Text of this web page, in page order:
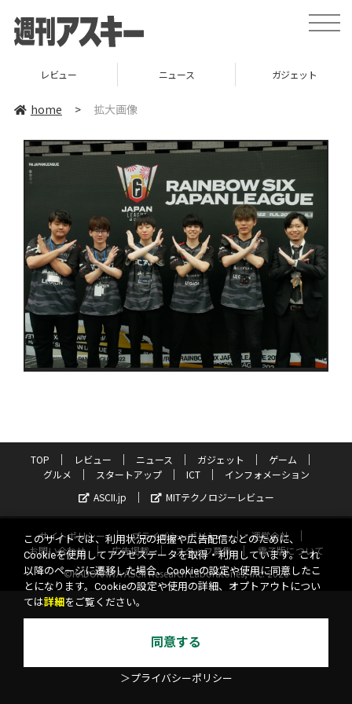
toggle
レビュー ニュース ガジェット
home > 拡大画像
TOP レビュー ニュース ガジェット
ゲーム
グルメ
スタートアップ ICT
インフォメーション
ASCII.jp
MITテクノロジーレビュー
サイトポリシー プライバシーポリシー
運営会社
お問い合わせ
広告掲載 スタッフ募集
電子版について
©KADOKAWA ASCII Research Laboratories, Inc. 2026
このサイトでは、利用状況の把握や広告配信などのために、
Cookieを使用してアクセスデータを取得・利用しています。これ
以降のページに遷移した場合、Cookieの設定や使用に同意したこ
とになります。Cookieの設定や使用の詳細、オプトアウトについ
ては詳細 をご覧ください。
同意する
＞プライバシーポリシー